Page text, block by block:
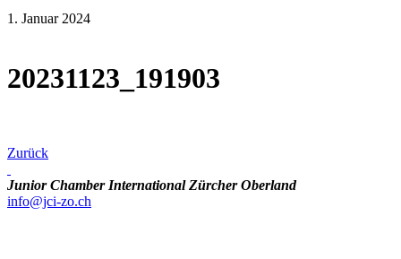
1. Januar 2024
20231123_191903
Zurück
Junior Chamber International Zürcher Oberland
info@jci-zo.ch